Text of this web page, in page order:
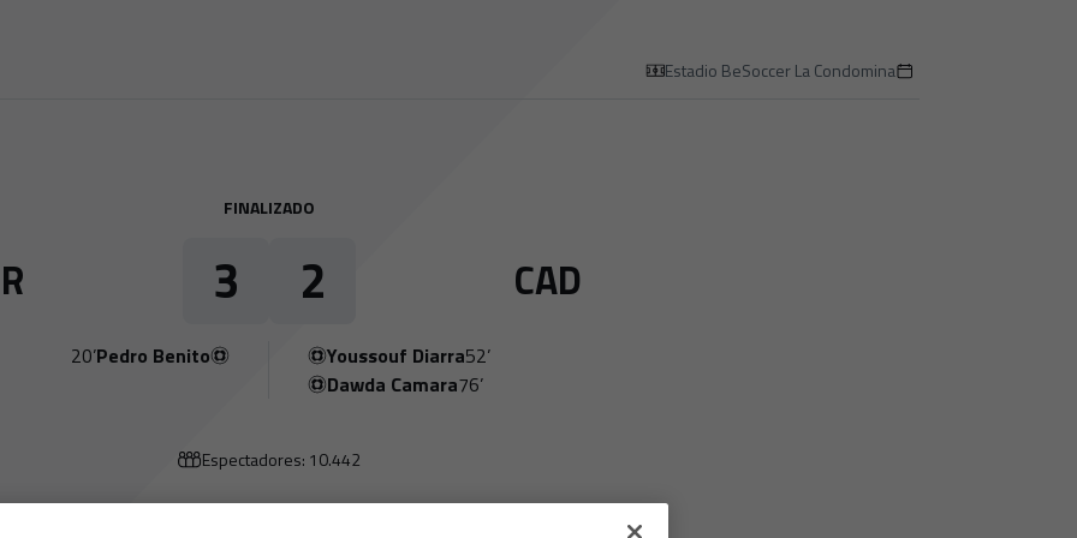
Estadio BeSoccer La Condomina
FINALIZADO
3 2 CAD
20’Pedro Benito 52’
Youssouf Diarra
76’
Dawda Camara
Espectadores: 10.442